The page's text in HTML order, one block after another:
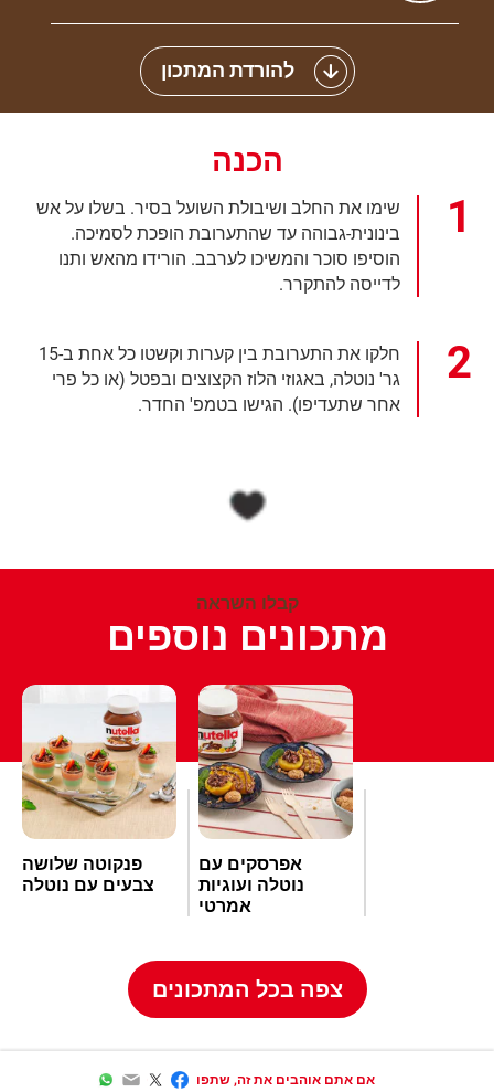
להורדת המתכון
הכנה
שימו את החלב ושיבולת השועל בסיר. בשלו על אש
בינונית-גבוהה עד שהתערובת הופכת לסמיכה.
הוסיפו סוכר והמשיכו לערבב. הורידו מהאש ותנו
לדייסה להתקרר.
חלקו את התערובת בין קערות וקשטו כל אחת ב-15
גר' נוטלה, באגוזי הלוז הקצוצים ובפטל (או כל פרי
אחר שתעדיפו). הגישו בטמפ' החדר.
קבלו השראה
מתכונים נוספים
אפרסקים עם
נוטלה ועוגיות
אמרטי
פנקוטה שלושה
צבעים עם נוטלה
צפה בכל המתכונים
אם אתם אוהבים את זה, שתפו Facebook
Twitter
Email
WhatsApp